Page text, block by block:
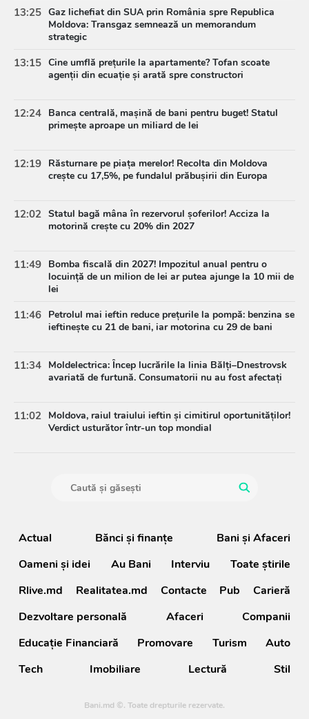
13:25 Gaz lichefiat din SUA prin România spre Republica
Moldova: Transgaz semnează un memorandum
strategic
13:15 Cine umflă prețurile la apartamente? Tofan scoate
agenții din ecuație și arată spre constructori
12:24 Banca centrală, mașină de bani pentru buget! Statul
primește aproape un miliard de lei
12:19 Răsturnare pe piața merelor! Recolta din Moldova
crește cu 17,5%, pe fundalul prăbușirii din Europa
12:02 Statul bagă mâna în rezervorul șoferilor! Acciza la
motorină crește cu 20% din 2027
11:49 Bomba fiscală din 2027! Impozitul anual pentru o
locuință de un milion de lei ar putea ajunge la 10 mii de
lei
11:46 Petrolul mai ieftin reduce prețurile la pompă: benzina se
ieftinește cu 21 de bani, iar motorina cu 29 de bani
11:34 Moldelectrica: Încep lucrările la linia Bălți–Dnestrovsk
avariată de furtună. Consumatorii nu au fost afectați
11:02 Moldova, raiul traiului ieftin și cimitirul oportunităților!
Verdict usturător într-un top mondial
Actual Bănci şi finanţe
Bani și Afaceri
Oameni şi idei
Au Bani Interviu
Toate știrile
Rlive.md
Realitatea.md Contacte Pub
Carieră
Dezvoltare personală
Afaceri
Companii
Educație Financiară
Promovare Turism
Auto
Tech
Imobiliare Lectură Stil
Bani.md ©. Toate drepturile rezervate.